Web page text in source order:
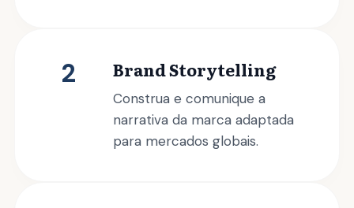
2 Brand Storytelling
Construa e comunique a
narrativa da marca adaptada
para mercados globais.